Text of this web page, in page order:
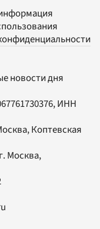
новости дня
ИНН
Коптевская
Москва,